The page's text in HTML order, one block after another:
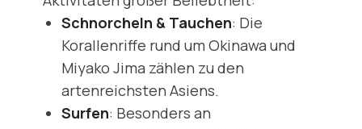
Schnorcheln & Tauchen: Die
Korallenriffe rund um Okinawa und
Miyako Jima zählen zu den
artenreichsten Asiens.
Surfen: Besonders an